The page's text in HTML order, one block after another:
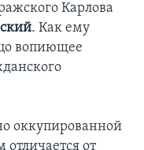
Карлова
. Как ему
вопиющее
оккупированной
от